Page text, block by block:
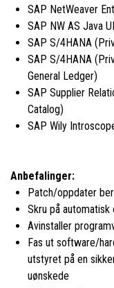
SAP NetWeaver
SAP NW AS Java
SAP S/4HANA
SAP S/4HANA
General Ledger)
SAP Supplier
Catalog)
SAP Wily
Anbefalinger:
Patch/oppdater
Skru på
Avinstaller
Fas ut software/
utstyret på en
uønskede